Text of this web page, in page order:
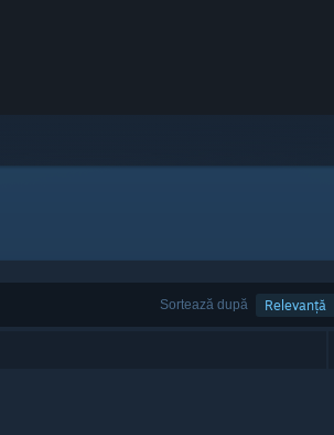
Sortează după Relevanță